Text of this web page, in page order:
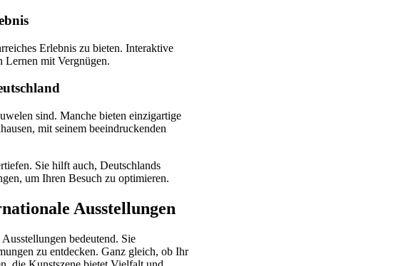
Erlebnis zu bieten. Interaktive
Lernen mit Vergnügen.
sind. Manche bieten einzigartige
mit seinem beeindruckenden
Sie hilft auch, Deutschlands
um Ihren Besuch zu optimieren.
Ausstellungen
bedeutend. Sie
zu entdecken. Ganz gleich, ob Ihr